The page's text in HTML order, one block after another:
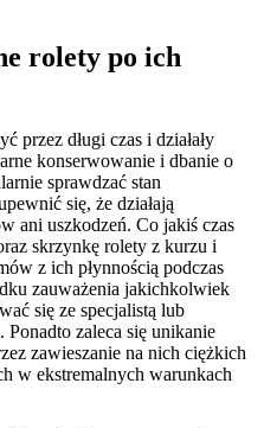
rolety po ich
przez długi czas i działały
konserwowanie i dbanie o
sprawdzać stan
się, że działają
ani uszkodzeń. Co jakiś czas
skrzynkę rolety z kurzu i
z ich płynnością podczas
zauważenia jakichkolwiek
się ze specjalistą lub
zaleca się unikanie
zawieszanie na nich ciężkich
w ekstremalnych warunkach